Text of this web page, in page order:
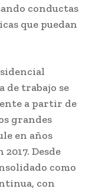
conductas
que puedan
de trabajo se
a partir de
grandes
en años
Desde
como
con